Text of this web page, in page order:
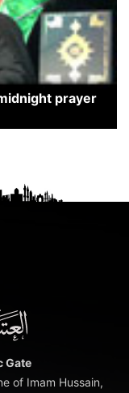
prayer
Gate
of Imam Hussain,